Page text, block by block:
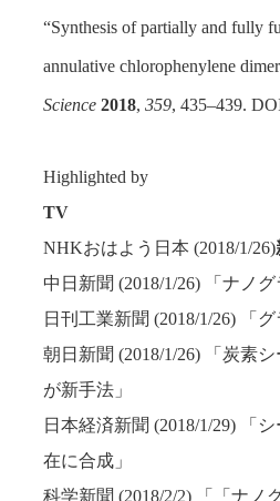
“Synthesis of partially and fully
annulative chlorophenylene
Science 2018, 359, 435–439.
Highlighted by
TV
NHKおはよう日本 (2018/1/26)
中日新聞 (2018/1/26) 「ナノ
日刊工業新聞 (2018/1/26) 「
朝日新聞 (2018/1/26) 「炭素
が新手法」
日本経済新聞 (2018/1/29) 「
在に合成」
科学新聞 (2018/2/2) 「「ナノ